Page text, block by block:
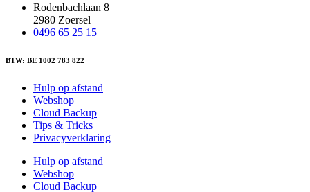
Rodenbachlaan 8
2980 Zoersel
0496 65 25 15
BTW: BE 1002 783 822
Hulp op afstand
Webshop
Cloud Backup
Tips & Tricks
Privacyverklaring
Hulp op afstand
Webshop
Cloud Backup